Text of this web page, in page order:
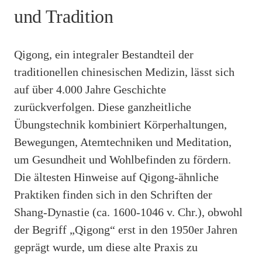
und Tradition
Qigong, ein integraler Bestandteil der
traditionellen chinesischen Medizin, lässt sich
auf über 4.000 Jahre Geschichte
zurückverfolgen. Diese ganzheitliche
Übungstechnik kombiniert Körperhaltungen,
Bewegungen, Atemtechniken und Meditation,
um Gesundheit und Wohlbefinden zu fördern.
Die ältesten Hinweise auf Qigong-ähnliche
Praktiken finden sich in den Schriften der
Shang-Dynastie (ca. 1600-1046 v. Chr.), obwohl
der Begriff „Qigong“ erst in den 1950er Jahren
geprägt wurde, um diese alte Praxis zu